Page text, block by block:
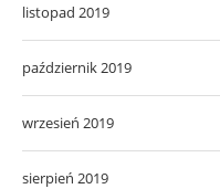
listopad 2019
październik 2019
wrzesień 2019
sierpień 2019